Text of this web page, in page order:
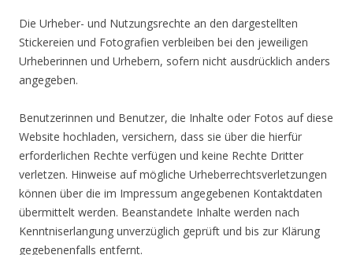
Die Urheber- und Nutzungsrechte an den dargestellten
Stickereien und Fotografien verbleiben bei den jeweiligen
Urheberinnen und Urhebern, sofern nicht ausdrücklich anders
angegeben.
Benutzerinnen und Benutzer, die Inhalte oder Fotos auf diese
Website hochladen, versichern, dass sie über die hierfür
erforderlichen Rechte verfügen und keine Rechte Dritter
verletzen. Hinweise auf mögliche Urheberrechtsverletzungen
können über die im Impressum angegebenen Kontaktdaten
übermittelt werden. Beanstandete Inhalte werden nach
Kenntniserlangung unverzüglich geprüft und bis zur Klärung
gegebenenfalls entfernt.